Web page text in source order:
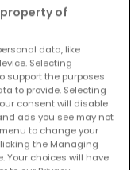
die Sie
Anzeigen
of
data, like
Selecting
support the purposes
to provide. Selecting
consent will disable
ads you see may not
to change your
the Managing
Your choices will have